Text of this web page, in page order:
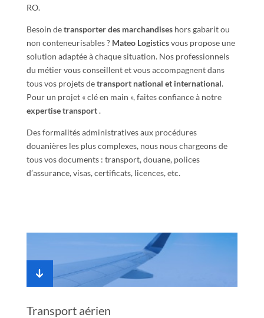
RO.
Besoin detransporter des marchandiseshors gabarit ou
non conteneurisables ? Mateo Logisticsvous propose une
solution adaptée à chaque situation. Nos professionnels
du métier vous conseillent et vous accompagnent dans
tous vos projets detransport national et international.
Pour un projet « clé en main », faites confiance à notre
expertise transport.
Des formalités administratives aux procédures
douanières les plus complexes, nous nous chargeons de
tous vos documents : transport, douane, polices
d’assurance, visas, certificats, licences, etc.
Transport aérien